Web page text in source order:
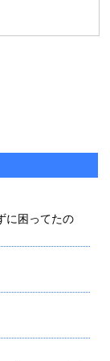
に困ってたの